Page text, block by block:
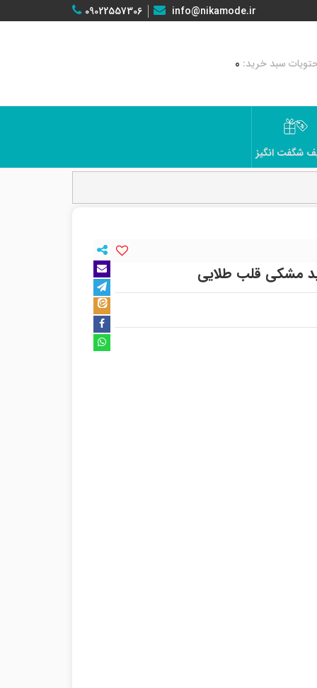
09022557306 info@nikamode.ir
0
شگفت انگیز
مشکی قلب طلایی